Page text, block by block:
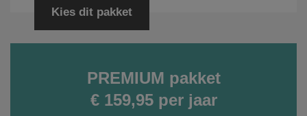
Kies dit pakket
PREMIUM pakket
€ 159,95 per jaar